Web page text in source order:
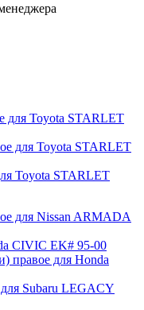
для Toyota STARLET
для Toyota STARLET
Toyota STARLET
для Nissan ARMADA
CIVIC EK# 95-00
правое для Honda
Subaru LEGACY